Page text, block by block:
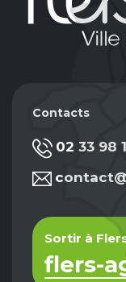
Contacts
02 33 98
Sortir à
flers-